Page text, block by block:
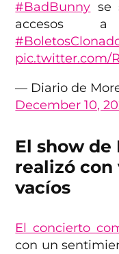
#BadBunny se
accesos a
pic.twitter.com/
— Diario de
December 10,
El show de
realizó con
vacíos
El concierto
con un